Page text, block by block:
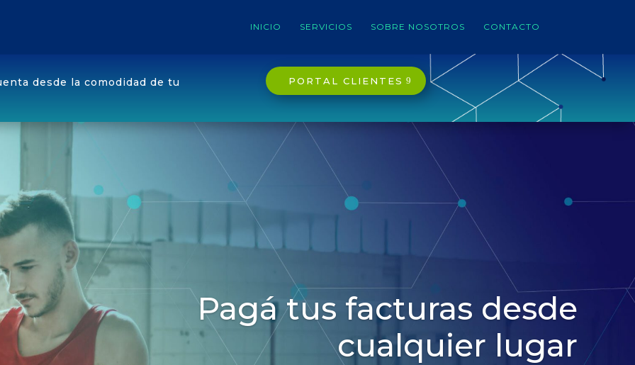
INICIO SERVICIOS SOBRE NOSOTROS CONTACTO
desde la comodidad de tu PORTAL CLIENTES
Pagá tus facturas desde
cualquier lugar